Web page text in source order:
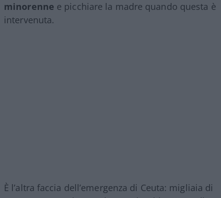
minorenne e picchiare la madre quando questa è
intervenuta.
È l’altra faccia dell’emergenza di Ceuta: migliaia di